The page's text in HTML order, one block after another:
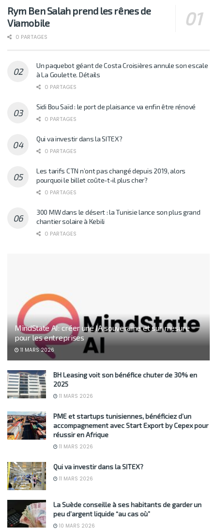
Rym Ben Salah prend les rênes de
Viamobile
0 PARTAGES
Un paquebot géant de Costa Croisières annule son escale
à La Goulette. Détails
0 PARTAGES
Sidi Bou Saïd : le port de plaisance va enfin être rénové
0 PARTAGES
Qui va investir dans la SITEX?
0 PARTAGES
Les tarifs CTN n’ont pas changé depuis 2019, alors
pourquoi le billet coûte-t-il plus cher?
0 PARTAGES
300 MW dans le désert : la Tunisie lance son plus grand
chantier solaire à Kebili
0 PARTAGES
MindState AI: créer une IA souveraine et sur mesure
pour les entreprises
11 MARS 2026
BH Leasing voit son bénéfice chuter de 30% en
2025
11 MARS 2026
PME et startups tunisiennes, bénéficiez d’un
accompagnement avec Start Export by Cepex pour
réussir en Afrique
11 MARS 2026
Qui va investir dans la SITEX?
11 MARS 2026
La Suède conseille à ses habitants de garder un
peu d’argent liquide “au cas où”
10 MARS 2026